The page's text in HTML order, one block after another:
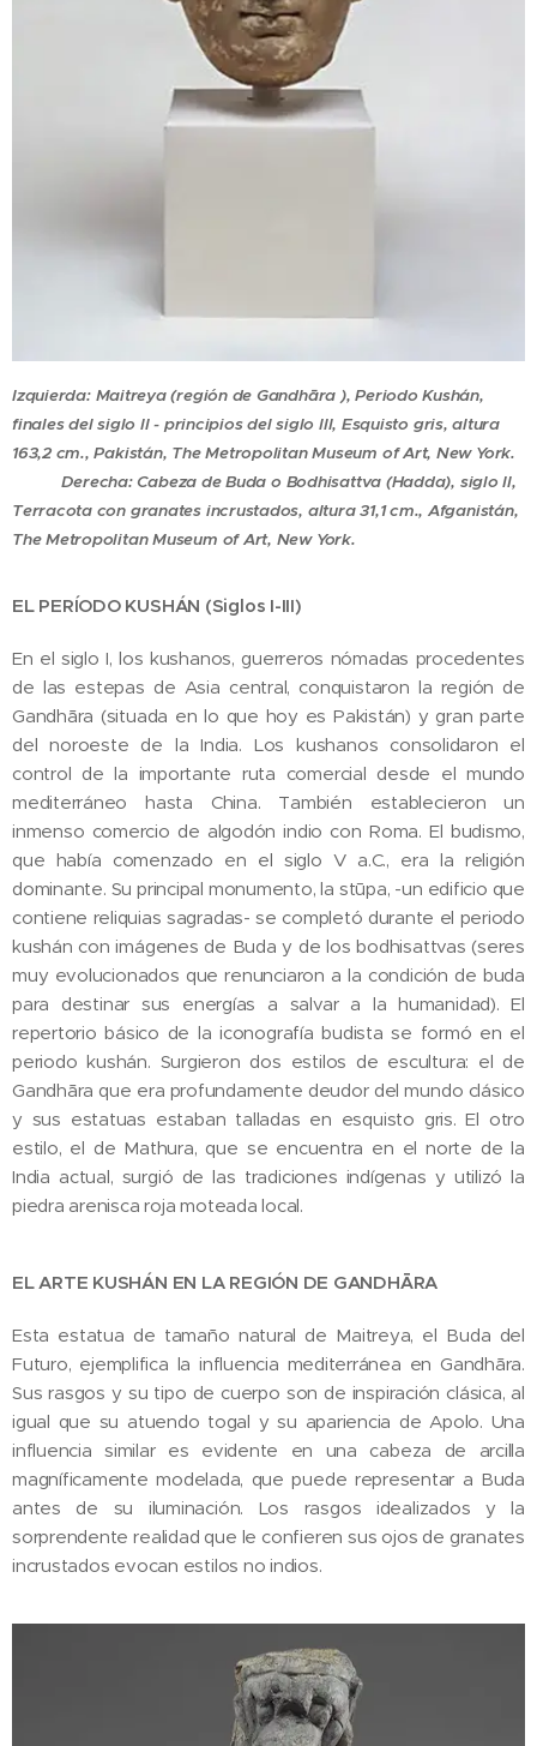
Izquierda: Maitreya (región de Gandhāra ), Periodo Kushán,
finales del siglo II - principios del siglo III, Esquisto gris, altura
163,2 cm., Pakistán, The Metropolitan Museum of Art, New York.
Derecha: Cabeza de Buda o Bodhisattva (Hadda), siglo II,
Terracota con granates incrustados, altura 31,1 cm., Afganistán,
The Metropolitan Museum of Art, New York.
EL PERÍODO KUSHÁN (Siglos I-III)
En el siglo I, los kushanos, guerreros nómadas procedentes
de las estepas de Asia central, conquistaron la región de
Gandhāra (situada en lo que hoy es Pakistán) y gran parte
del noroeste de la India. Los kushanos consolidaron el
control de la importante ruta comercial desde el mundo
mediterráneo hasta China. También establecieron un
inmenso comercio de algodón indio con Roma. El budismo,
que había comenzado en el siglo V a.C., era la religión
dominante. Su principal monumento, la stūpa, -un edificio que
contiene reliquias sagradas- se completó durante el periodo
kushán con imágenes de Buda y de los bodhisattvas (seres
muy evolucionados que renunciaron a la condición de buda
para destinar sus energías a salvar a la humanidad). El
repertorio básico de la iconografía budista se formó en el
periodo kushán. Surgieron dos estilos de escultura: el de
Gandhāra que era profundamente deudor del mundo clásico
y sus estatuas estaban talladas en esquisto gris. El otro
estilo, el de Mathura, que se encuentra en el norte de la
India actual, surgió de las tradiciones indígenas y utilizó la
piedra arenisca roja moteada local.
EL ARTE KUSHÁN EN LA REGIÓN DE GANDHĀRA
Esta estatua de tamaño natural de Maitreya, el Buda del
Futuro, ejemplifica la influencia mediterránea en Gandhāra.
Sus rasgos y su tipo de cuerpo son de inspiración clásica, al
igual que su atuendo togal y su apariencia de Apolo. Una
influencia similar es evidente en una cabeza de arcilla
magníficamente modelada, que puede representar a Buda
antes de su iluminación. Los rasgos idealizados y la
sorprendente realidad que le confieren sus ojos de granates
incrustados evocan estilos no indios.